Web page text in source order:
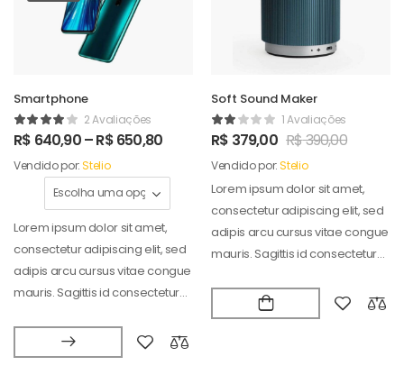
Smartphone
2 Avaliações
R$ 640,90–R$650,80
Vendido por:Stelio
Lorem ipsum dolor sit amet,
consectetur adipiscing elit, sed
adipis arcu cursus vitae congue
mauris. Sagittis id consectetur
Soft Sound Maker
1 Avaliações
R$ 379,00 R$390,00
Vendido por:Stelio
Lorem ipsum dolor sit amet,
consectetur adipiscing elit, sed
adipis arcu cursus vitae congue
mauris. Sagittis id consectetur